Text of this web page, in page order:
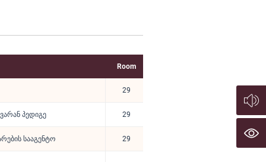
Room
29
პედიგე 29
სააგენტო 29